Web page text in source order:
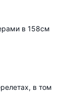
в 158см
в том